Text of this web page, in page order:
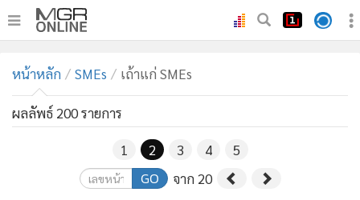
ทันเหตุการณ์
• ภาคใต้
หน้าหลัก SMEs เถ้าแก่ SMEs
ผลลัพธ์ 200 รายการ
1 2 3 4 5
GO จาก 20